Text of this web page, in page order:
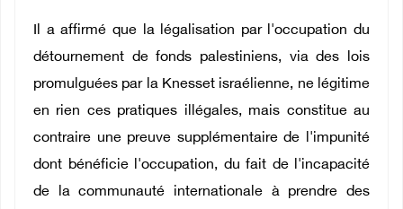
Il a affirmé que la légalisation par l'occupation du
détournement de fonds palestiniens, via des lois
promulguées par la Knesset israélienne, ne légitime
en rien ces pratiques illégales, mais constitue au
contraire une preuve supplémentaire de l'impunité
dont bénéficie l'occupation, du fait de l'incapacité
de la communauté internationale à prendre des